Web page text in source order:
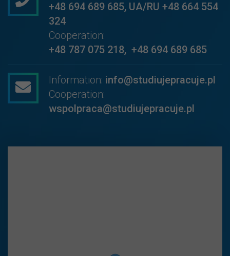
+48 694 689 685, UA/RU +48 664 554
324
Cooperation:
+48 787 075 218, +48 694 689 685
Information: info@studiujepracuje.pl
Cooperation:
wspolpraca@studiujepracuje.pl